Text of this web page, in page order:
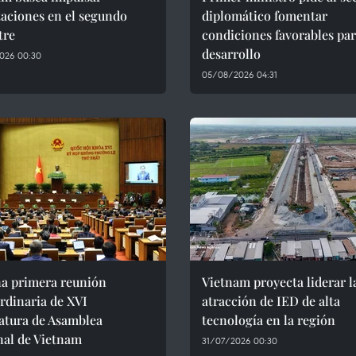
en el segundo
00:30
diplomático fomentar
condiciones favorables
desarrollo
05/08/2026 04:31
primera reunión
de XVI
de Asamblea
de Vietnam
Vietnam proyecta liderar
atracción de IED de alta
tecnología en la región
31/07/2026 00:30